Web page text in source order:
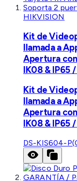
HIKVISION
Kit de
llamada a
Apertura
IK08 & IP65
Kit de
llamada a
Apertura
IK08 & IP65
DS-KIS604-